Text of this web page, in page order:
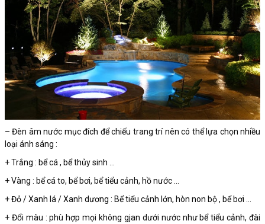
– Đèn âm nước mục đích để chiếu trang trí nên có thể lựa chọn nhiều
loại ánh sáng :
+ Trắng : bể cá , bể thủy sinh …
+ Vàng : bể cá to, bể bơi, bể tiểu cảnh, hồ nước …
+ Đỏ / Xanh lá / Xanh dương : Bể tiểu cảnh lớn, hòn non bộ , bể bơi …
+ Đổi màu : phù hợp mọi không gjan dưới nước như bể tiểu cảnh, đài